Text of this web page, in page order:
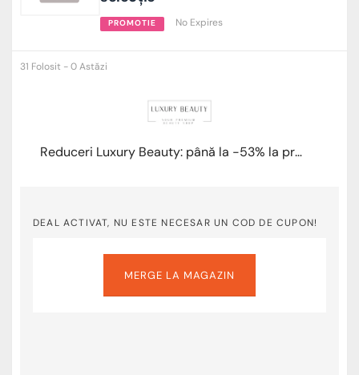
PROMOTIE No Expires
31 Folosit - 0 Astăzi
Reduceri Luxury Beauty: până la -53% la produsele din selecție
DEAL ACTIVAT, NU ESTE NECESAR UN COD DE CUPON!
MERGE LA MAGAZIN